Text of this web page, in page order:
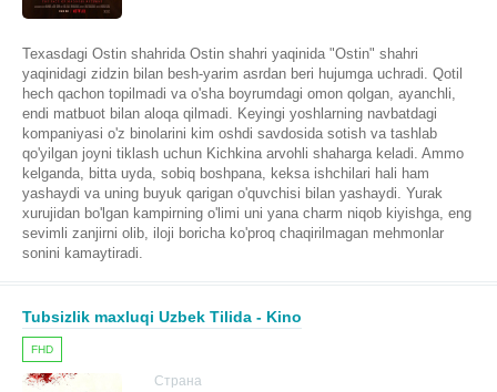
Texasdagi Ostin shahrida Ostin shahri yaqinida "Ostin" shahri
yaqinidagi zidzin bilan besh-yarim asrdan beri hujumga uchradi. Qotil
hech qachon topilmadi va o'sha boyrumdagi omon qolgan, ayanchli,
endi matbuot bilan aloqa qilmadi. Keyingi yoshlarning navbatdagi
kompaniyasi o'z binolarini kim oshdi savdosida sotish va tashlab
qo'yilgan joyni tiklash uchun Kichkina arvohli shaharga keladi. Ammo
kelganda, bitta uyda, sobiq boshpana, keksa ishchilari hali ham
yashaydi va uning buyuk qarigan o'quvchisi bilan yashaydi. Yurak
xurujidan bo'lgan kampirning o'limi uni yana charm niqob kiyishga, eng
sevimli zanjirni olib, iloji boricha ko'proq chaqirilmagan mehmonlar
sonini kamaytiradi.
Tubsizlik maxluqi Uzbek Tilida - Kino
FHD
Страна